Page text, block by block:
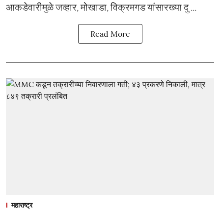
आकडेवारीमुळे जव्हार, मोखाडा, विक्रमगड यांसारख्या दु ...
Read More
महाराष्ट्र